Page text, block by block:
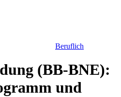
Beruflich
(BB-BNE):
und